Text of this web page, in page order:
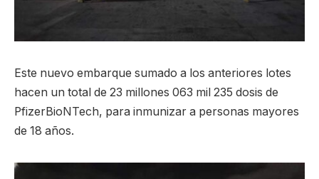
Este nuevo embarque sumado a los anteriores lotes
hacen un total de 23 millones 063 mil 235 dosis de
PfizerBioNTech, para inmunizar a personas mayores
de 18 años.